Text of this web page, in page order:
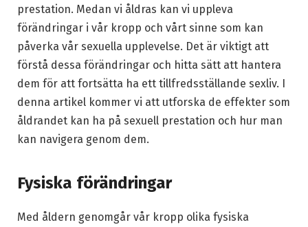
prestation. Medan vi åldras kan vi uppleva
förändringar i vår kropp och vårt sinne som kan
påverka vår sexuella upplevelse. Det är viktigt att
förstå dessa förändringar och hitta sätt att hantera
dem för att fortsätta ha ett tillfredsställande sexliv. I
denna artikel kommer vi att utforska de effekter som
åldrandet kan ha på sexuell prestation och hur man
kan navigera genom dem.
Fysiska förändringar
Med åldern genomgår vår kropp olika fysiska